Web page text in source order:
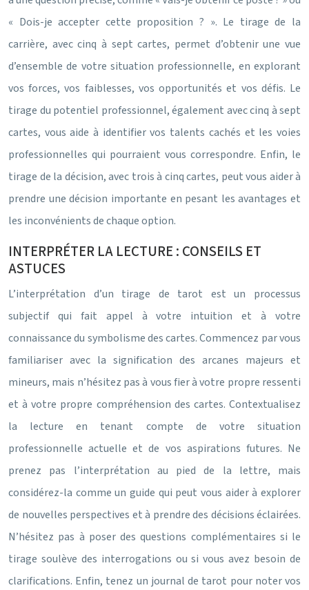
« Dois-je accepter cette proposition ? ». Le tirage de la
carrière, avec cinq à sept cartes, permet d’obtenir une vue
d’ensemble de votre situation professionnelle, en explorant
vos forces, vos faiblesses, vos opportunités et vos défis. Le
tirage du potentiel professionnel, également avec cinq à sept
cartes, vous aide à identifier vos talents cachés et les voies
professionnelles qui pourraient vous correspondre. Enfin, le
tirage de la décision, avec trois à cinq cartes, peut vous aider à
prendre une décision importante en pesant les avantages et
les inconvénients de chaque option.
INTERPRÉTER LA LECTURE : CONSEILS ET
ASTUCES
L’interprétation d’un tirage de tarot est un processus
subjectif qui fait appel à votre intuition et à votre
connaissance du symbolisme des cartes. Commencez par vous
familiariser avec la signification des arcanes majeurs et
mineurs, mais n’hésitez pas à vous fier à votre propre ressenti
et à votre propre compréhension des cartes. Contextualisez
la lecture en tenant compte de votre situation
professionnelle actuelle et de vos aspirations futures. Ne
prenez pas l’interprétation au pied de la lettre, mais
considérez-la comme un guide qui peut vous aider à explorer
de nouvelles perspectives et à prendre des décisions éclairées.
N’hésitez pas à poser des questions complémentaires si le
tirage soulève des interrogations ou si vous avez besoin de
clarifications. Enfin, tenez un journal de tarot pour noter vos